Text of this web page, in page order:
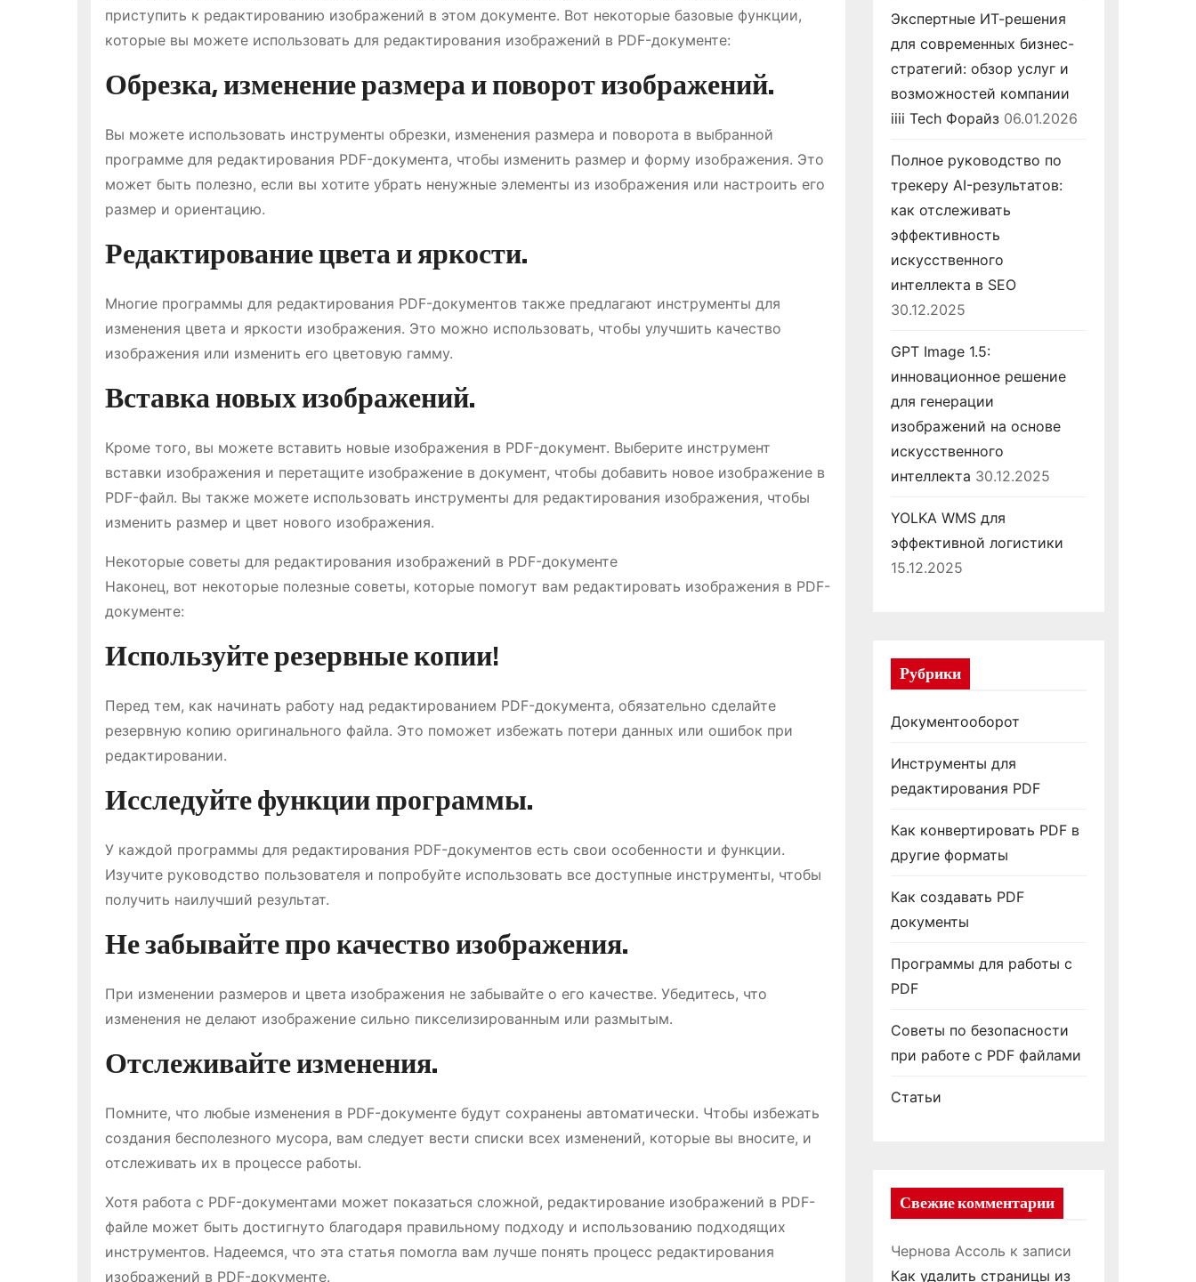
приступить к редактированию изображений в этом документе. Вот некоторые базовые функции,
которые вы можете использовать для редактирования изображений в PDF-документе:
Обрезка, изменение размера и поворот изображений.
Вы можете использовать инструменты обрезки, изменения размера и поворота в выбранной
программе для редактирования PDF-документа, чтобы изменить размер и форму изображения. Это
может быть полезно, если вы хотите убрать ненужные элементы из изображения или настроить его
размер и ориентацию.
Редактирование цвета и яркости.
Многие программы для редактирования PDF-документов также предлагают инструменты для
изменения цвета и яркости изображения. Это можно использовать, чтобы улучшить качество
изображения или изменить его цветовую гамму.
Вставка новых изображений.
Кроме того, вы можете вставить новые изображения в PDF-документ. Выберите инструмент
вставки изображения и перетащите изображение в документ, чтобы добавить новое изображение в
PDF-файл. Вы также можете использовать инструменты для редактирования изображения, чтобы
изменить размер и цвет нового изображения.
Некоторые советы для редактирования изображений в PDF-документе
Наконец, вот некоторые полезные советы, которые помогут вам редактировать изображения в PDF-
документе:
Используйте резервные копии!
Перед тем, как начинать работу над редактированием PDF-документа, обязательно сделайте
резервную копию оригинального файла. Это поможет избежать потери данных или ошибок при
редактировании.
Исследуйте функции программы.
У каждой программы для редактирования PDF-документов есть свои особенности и функции.
Изучите руководство пользователя и попробуйте использовать все доступные инструменты, чтобы
получить наилучший результат.
Не забывайте про качество изображения.
При изменении размеров и цвета изображения не забывайте о его качестве. Убедитесь, что
изменения не делают изображение сильно пикселизированным или размытым.
Отслеживайте изменения.
Помните, что любые изменения в PDF-документе будут сохранены автоматически. Чтобы избежать
создания бесполезного мусора, вам следует вести списки всех изменений, которые вы вносите, и
отслеживать их в процессе работы.
Хотя работа с PDF-документами может показаться сложной, редактирование изображений в PDF-
файле может быть достигнуто благодаря правильному подходу и использованию подходящих
инструментов. Надеемся, что эта статья помогла вам лучше понять процесс редактирования
изображений в PDF-документе.
Экспертные ИТ-решения
для современных бизнес-
стратегий: обзор услуг и
возможностей компании
iiii Tech Форайз 06.01.2026
Полное руководство по
трекеру AI-результатов:
как отслеживать
эффективность
искусственного
интеллекта в SEO
30.12.2025
GPT Image 1.5:
инновационное решение
для генерации
изображений на основе
искусственного
интеллекта 30.12.2025
YOLKA WMS для
эффективной логистики
15.12.2025
Рубрики
Документооборот
Инструменты для
редактирования PDF
Как конвертировать PDF в
другие форматы
Как создавать PDF
документы
Программы для работы с
PDF
Советы по безопасности
при работе с PDF файлами
Статьи
Свежие комментарии
Чернова Ассоль к записи
Как удалить страницы из